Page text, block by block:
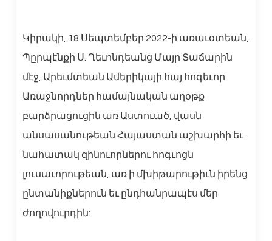
Կիրակի, 18 Սեպտեմբեր 2022-ի առաւօտեան,
Պըրպէնքի Ս. Ղեւոնդեանց Մայր Տաճարին
մէջ, Արեւմտեան Ամերիկայի հայ հոգեւոր
Առաջնորդներ համայնական աղօթք
բարձրացուցին առ Աստուած, վասն
անսասանութեան Հայաստան աշխարհի եւ
նահատակ զինուորներու հոգւոցն
լուսաւորութեան, առ ի մխիթարութիւն իրենց
ընտանիքներուն եւ ընդհանրապէս մեր
ժողովուրդին: